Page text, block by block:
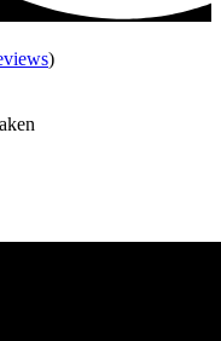
)